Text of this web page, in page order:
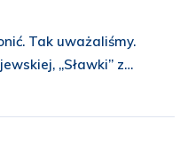
Tak uważaliśmy.
„Sławki” z